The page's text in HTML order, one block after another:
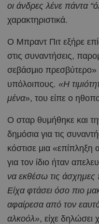
οι άνδρες λένε πάντα
χαρακτηριστικά.
Ο Μπραντ Πιτ εξήρε
στις συναντήσεις,
σεβάσμιο πρεσβύτερο»
υπόλοιπους. «Η
μένα», του είπε ο
Ο σταρ θυμήθηκε και
δημόσια για τις
κόστισε μια
για τον ίδιο ήταν
να εκθέσω τις
Είχα φτάσει όσο πιο
αφαίρεσα από τον
αλκοόλ», είχε δηλώσει